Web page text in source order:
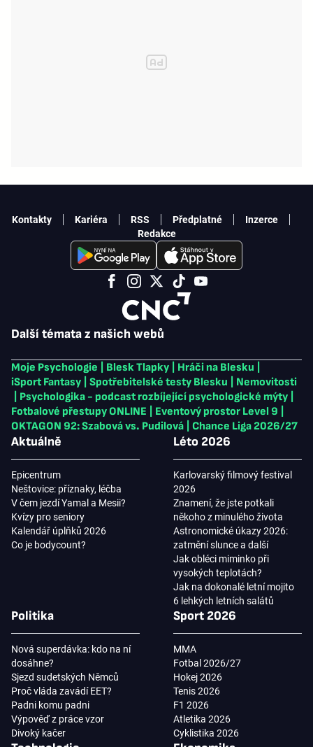
Další témata z našich webů
Moje Psychologie Blesk Tlapky Hráči na Blesku
iSport Fantasy
Spotřebitelské testy Blesku
Nemovitosti
Psychologika - podcast rozbíjející psychologické mýty
Fotbalové přestupy ONLINE
Eventový prostor Level 9
OKTAGON 92: Szabová vs. Pudilová
Chance Liga 2026/27
Aktuálně
Epicentrum
Neštovice: příznaky, léčba
V čem jezdí Yamal a Mesii?
Kvízy pro seniory
Kalendář úplňků 2026
Co je bodycount?
Léto 2026
Karlovarský filmový festival
2026
Znamení, že jste potkali
někoho z minulého života
Astronomické úkazy 2026:
zatmění slunce a další
Jak obléci miminko při
vysokých teplotách?
Jak na dokonalé letní mojito
6 lehkých letních salátů
Politika
Nová superdávka: kdo na ní
dosáhne?
Sjezd sudetských Němců
Proč vláda zavádí EET?
Padni komu padni
Výpověď z práce vzor
Divoký kačer
Sport 2026
MMA
Fotbal 2026/27
Hokej 2026
Tenis 2026
F1 2026
Atletika 2026
Cyklistika 2026
Kontakty Kariéra RSS Předplatné
Inzerce
Redakce